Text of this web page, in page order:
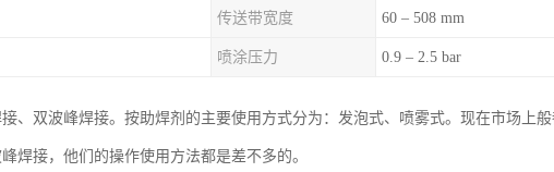
传送带宽度 60 – 508 mm
喷涂压力 0.9 – 2.5 bar
、双波峰焊接。按助焊剂的主要使用方式分为：发泡式、喷雾式。现在市场上
焊接，他们的操作使用方法都是差不多的。